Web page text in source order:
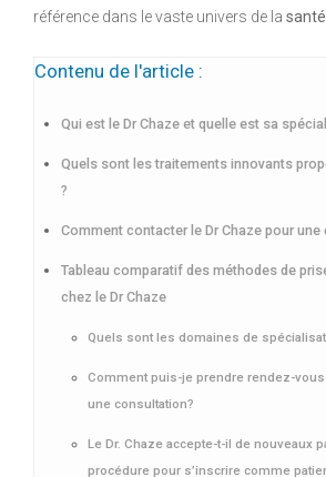
référence dans le vaste univers de la santé
Contenu de l'article :
Qui est le Dr Chaze et quelle est sa
Quels sont les traitements innovants
?
Comment contacter le Dr Chaze pour
Tableau comparatif des méthodes de
chez le Dr Chaze
Quels sont les domaines de
Comment puis-je prendre rendez-vous
une consultation?
Le Dr. Chaze accepte-t-il de nouveaux
procédure pour s’inscrire comme